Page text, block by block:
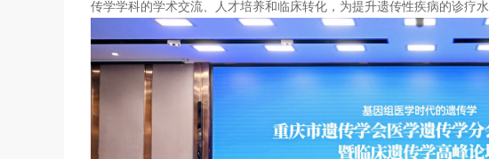
传学学科的学术交流、人才培养和临床转化，为提升遗传性疾病的诊疗水